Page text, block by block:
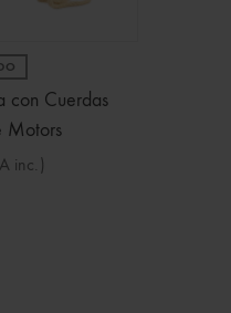
con Cuerdas
Motors
inc.)